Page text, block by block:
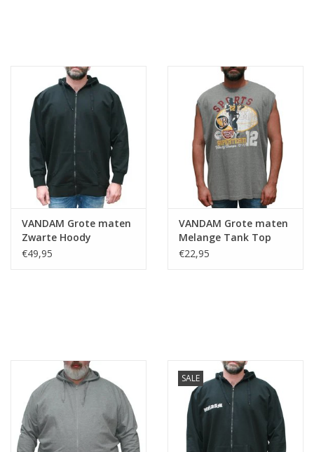
VANDAM Grote maten
Zwarte Hoody
€49,95
VANDAM Grote maten
Melange Tank Top
7763
€22,95
SALE